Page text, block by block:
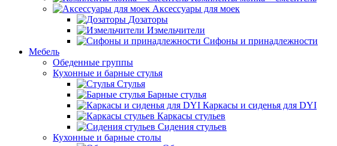
Аксессуары для моек
Дозаторы
Измельчители
Сифоны и принадлежности
Мебель
Обеденные группы
Кухонные и барные стулья
Стулья
Барные стулья
Каркасы и сиденья для DYI
Каркасы стульев
Сидения стульев
Кухонные и барные столы